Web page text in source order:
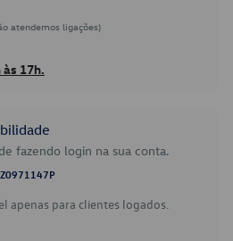
atendemos ligações)
17h.
fazendo login na sua conta.
apenas para clientes logados.